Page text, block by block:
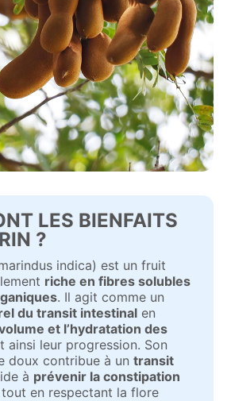
LES BIENFAITS
?
indica) est un fruit
riche en fibres solubles
. Il agit comme un
du transit intestinal en
et l’hydratation des
ainsi leur progression. Son
doux contribue à untransit
à prévenir la constipation
tout en respectant la flore